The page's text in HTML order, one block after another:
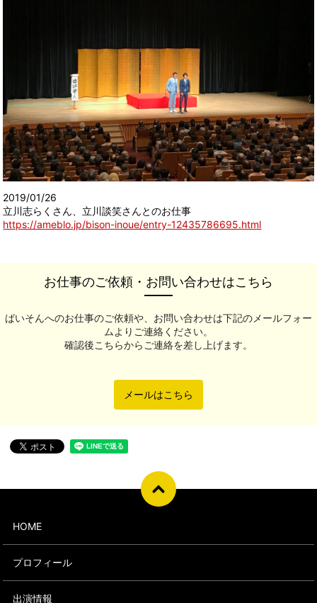
2019/01/26
立川志らくさん、立川談笑さんとのお仕事
https://ameblo.jp/bison-inoue/entry-12435786695.html
お仕事のご依頼・お問い合わせはこちら
ばいそんへのお仕事のご依頼や、お問い合わせは下記のメールフォー
ムよりご連絡ください。
確認後こちらからご連絡を差し上げます。
メールはこちら
HOME
プロフィール
出演情報